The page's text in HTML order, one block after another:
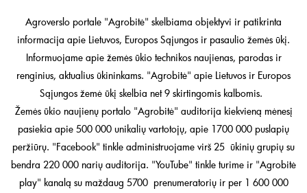
Agroverslo portale "Agrobitė" skelbiama objektyvi ir patikrinta
informacija apie Lietuvos, Europos Sąjungos ir pasaulio žemės ūkį.
Informuojame apie žemės ūkio technikos naujienas, parodas ir
renginius, aktualius ūkininkams. "Agrobitė" apie Lietuvos ir Europos
Sąjungos žemė ūkį skelbia net 9 skirtingomis kalbomis.
Žemės ūkio naujienų portalo "Agrobitė" auditorija kiekvieną mėnesį
pasiekia apie 500 000 unikalių vartotojų, apie 1700 000 puslapių
peržiūrų. "Facebook" tinkle administruojame virš 25 ūkinių grupių su
bendra 220 000 narių auditorija. "YouTube" tinkle turime ir "Agrobitė
play" kanalą su maždaug 5700 prenumeratorių ir per 1 600 000